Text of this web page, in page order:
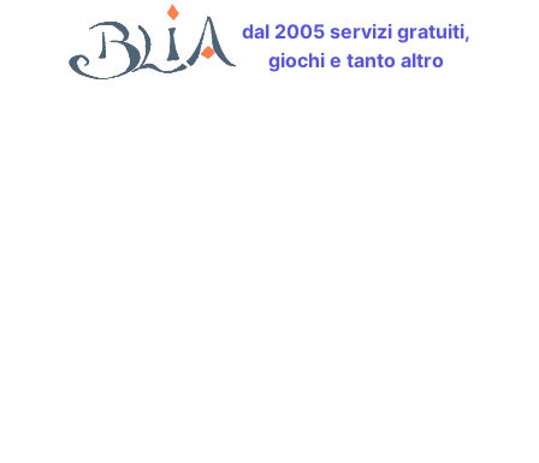
dal 2005 servizi gratuiti,
giochi e tanto altro